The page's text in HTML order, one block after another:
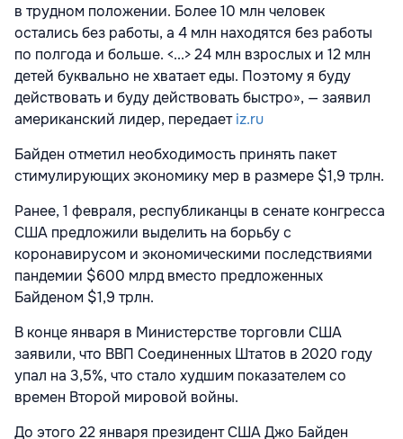
в трудном положении. Более 10 млн человек
остались без работы, а 4 млн находятся без работы
по полгода и больше. <...> 24 млн взрослых и 12 млн
детей буквально не хватает еды. Поэтому я буду
действовать и буду действовать быстро», — заявил
американский лидер, передаетiz.ru
Байден отметил необходимость принять пакет
стимулирующих экономику мер в размере $1,9 трлн.
Ранее, 1 февраля, республиканцы в сенате конгресса
США предложили выделить на борьбу с
коронавирусом и экономическими последствиями
пандемии $600 млрд вместо предложенных
Байденом $1,9 трлн.
В конце января в Министерстве торговли США
заявили, что ВВП Соединенных Штатов в 2020 году
упал на 3,5%, что стало худшим показателем со
времен Второй мировой войны.
До этого 22 января президент США Джо Байден